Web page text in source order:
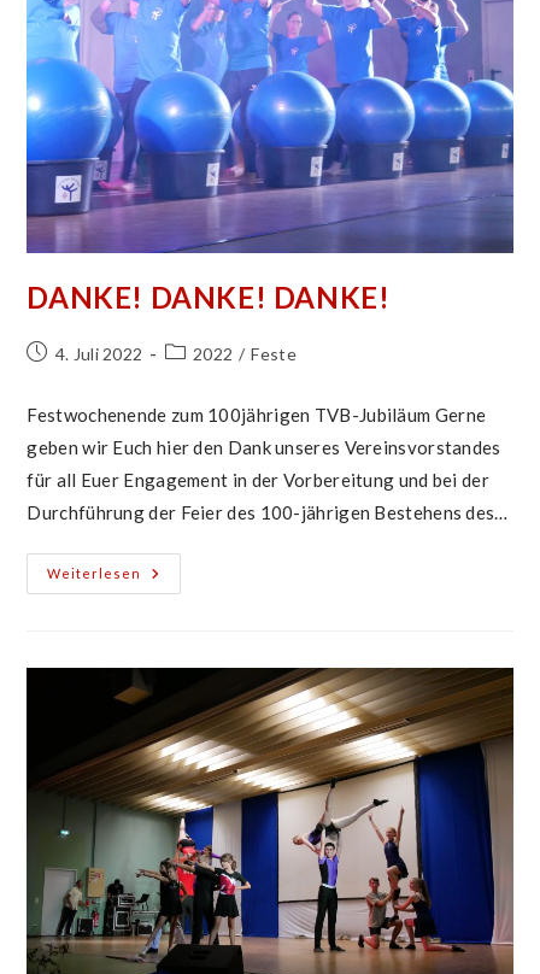
DANKE! DANKE! DANKE!
Beitrag4. Juli 2022
Beitrags-
2022 / Feste
Festwochenende zum 100jährigen TVB-Jubiläum Gerne
geben wir Euch hier den Dank unseres Vereinsvorstandes
für all Euer Engagement in der Vorbereitung und bei der
Durchführung der Feier des 100-jährigen Bestehens des…
Weiterlesen
DANKE!
DANKE!